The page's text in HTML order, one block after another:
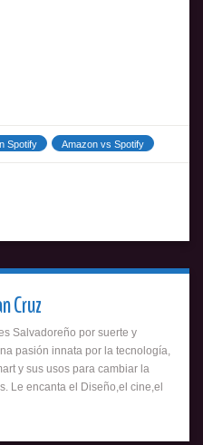
Spotify Amazon vs Spotify
Cruz
Salvadoreño por suerte y
pasión innata por la tecnología,
y sus usos para cambiar la
Le encanta el Diseño,el cine,el